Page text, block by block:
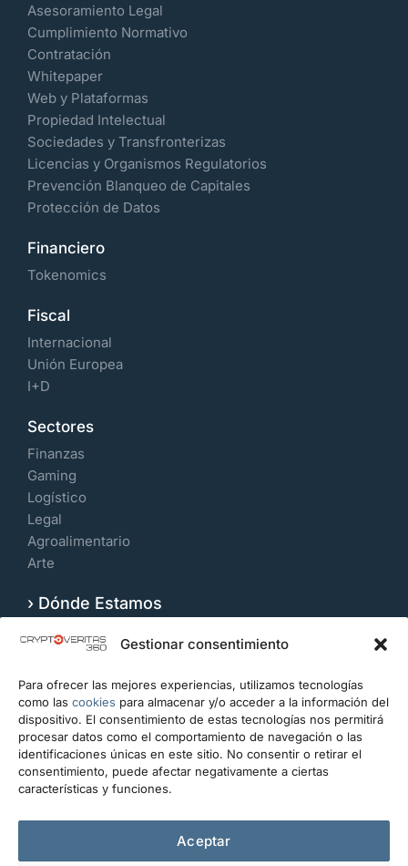
Gestionar consentimiento
Para ofrecer las mejores experiencias, utilizamos tecnologías
como las cookies para almacenar y/o acceder a la información del
dispositivo. El consentimiento de estas tecnologías nos permitirá
procesar datos como el comportamiento de navegación o las
identificaciones únicas en este sitio. No consentir o retirar el
consentimiento, puede afectar negativamente a ciertas
características y funciones.
Aceptar
Asesoramiento Legal
Cumplimiento Normativo
Contratación
Whitepaper
Web y Plataformas
Propiedad Intelectual
Sociedades y Transfronterizas
Licencias y Organismos Regulatorios
Prevención Blanqueo de Capitales
Protección de Datos
Financiero
Tokenomics
Fiscal
Internacional
Unión Europea
I+D
Sectores
Finanzas
Gaming
Logístico
Legal
Agroalimentario
Arte
› Dónde Estamos
Velázquez 109, 7º Izquierda. 28006, Madrid.
CONTACTO
info@cryptoveritas360.com
+34 919 993 434